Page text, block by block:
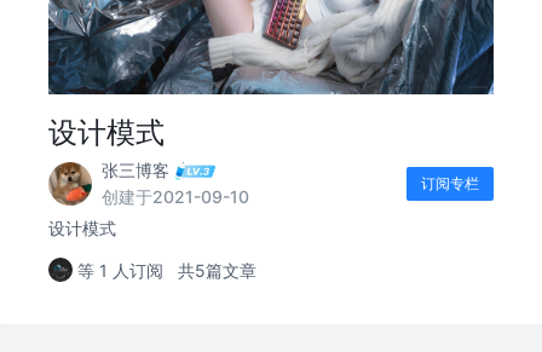
设计模式
张三博客
创建于2021-09-10
订阅专栏
设计模式
等 1 人订阅 共5篇文章